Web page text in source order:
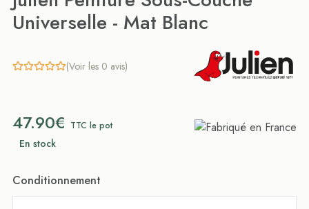
Universelle - Mat Blanc
(Voir les 0 avis)
47.90€ TTC le pot
En stock
Conditionnement